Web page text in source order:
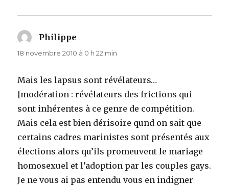
Philippe
18 novembre 2010 à 0 h 22 min
Mais les lapsus sont révélateurs…
[modération : révélateurs des frictions qui
sont inhérentes à ce genre de compétition.
Mais cela est bien dérisoire qund on sait que
certains cadres marinistes sont présentés aux
élections alors qu’ils promeuvent le mariage
homosexuel et l’adoption par les couples gays.
Je ne vous ai pas entendu vous en indigner